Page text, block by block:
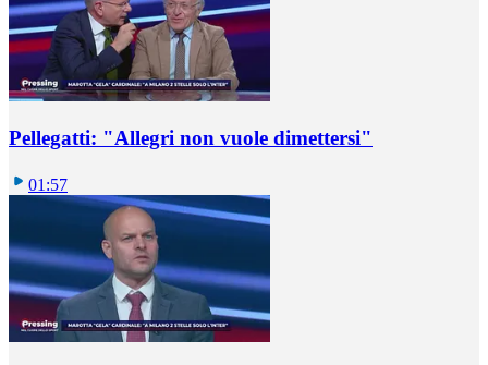
Pellegatti: "Allegri non vuole dimettersi"
01:57